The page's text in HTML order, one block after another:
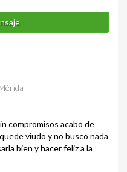
compromisos acabo de
viudo y no busco nada
bien y hacer feliz a la